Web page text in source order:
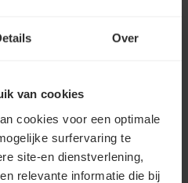
Over
van cookies
cookies voor een optimale
surfervaring te
site-en dienstverlening,
relevante informatie die bij
het bestaan